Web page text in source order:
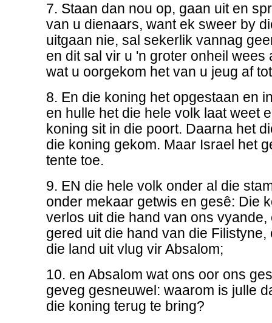
7. Staan dan nou op, gaan uit en
van u dienaars, want ek sweer by
uitgaan nie, sal sekerlik vannag
en dit sal vir u 'n groter onheil wees
wat u oorgekom het van u jeug af
8. En die koning het opgestaan en
en hulle het die hele volk laat weet
koning sit in die poort. Daarna het
die koning gekom. Maar Israel het
tente toe.
9. EN die hele volk onder al die
onder mekaar getwis en gesê: Die
verlos uit die hand van ons vyande,
gered uit die hand van die Filistyne,
die land uit vlug vir Absalom;
10. en Absalom wat ons oor ons
geveg gesneuwel: waarom is julle
die koning terug te bring?